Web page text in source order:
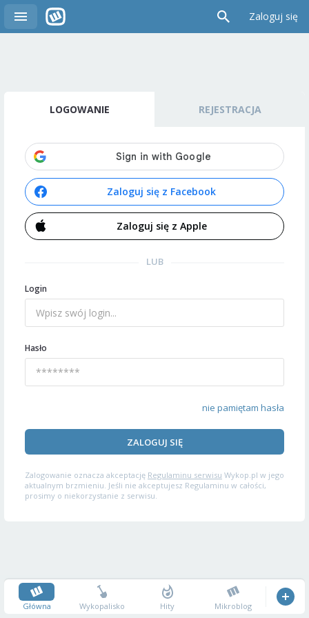
Zaloguj się
LOGOWANIE REJESTRACJA
Zaloguj się z Facebook
Zaloguj się z Apple
LUB
Login
Hasło
nie pamiętam hasła
ZALOGUJ SIĘ
Zalogowanie oznacza akceptację Regulaminu serwisu Wykop.pl w jego
aktualnym brzmieniu. Jeśli nie akceptujesz Regulaminu w całości,
prosimy o niekorzystanie z serwisu.
Główna Wykopalisko Hity Mikroblog